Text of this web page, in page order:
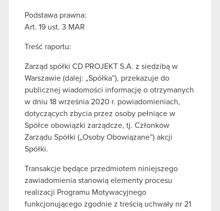
Podstawa prawna:
Art. 19 ust. 3 MAR
Treść raportu:
Zarząd spółki CD PROJEKT S.A. z siedzibą w
Warszawie (dalej: „Spółka”), przekazuje do
publicznej wiadomości informację o otrzymanych
w dniu 18 września 2020 r. powiadomieniach,
dotyczących zbycia przez osoby pełniące w
Spółce obowiązki zarządcze, tj. Członków
Zarządu Spółki („Osoby Obowiązane”) akcji
Spółki.
Transakcje będące przedmiotem niniejszego
zawiadomienia stanowią elementy procesu
realizacji Programu Motywacyjnego
funkcjonującego zgodnie z treścią uchwały nr 21